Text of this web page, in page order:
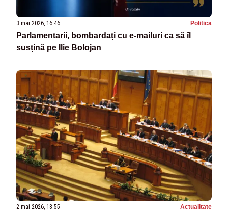
3 mai 2026, 16:46 Politica
Parlamentarii, bombardați cu e-mailuri ca să îl
susțină pe Ilie Bolojan
2 mai 2026, 18:55 Actualitate